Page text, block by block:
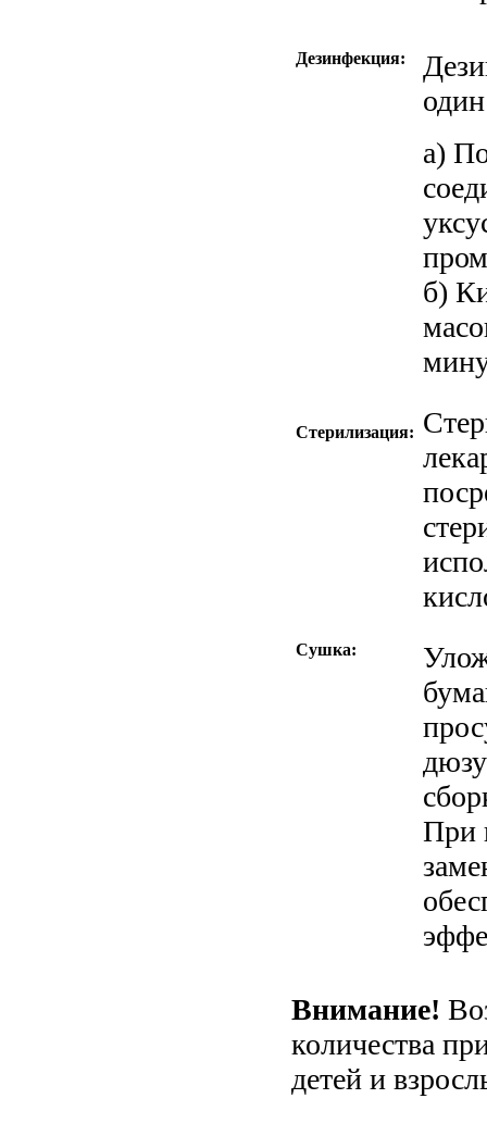
Дезинфекция:
а) Погружением, за исключением
уксуса (три
б) Кипячением, за исключением трубки и
Стерилизация:
Сушка:
При
Внимание!
количества принадлежностей: наконечников носовых для
детей и